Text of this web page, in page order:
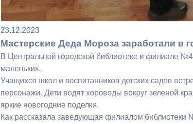
23.12.2023
Мастерские Деда Мороза заработали в
В Центральной городской библиотеке и филиале
маленьких.
Учащихся школ и воспитанников детских садов
персонажи. Дети водят хороводы вокруг зеленой
яркие новогодние поделки.
Как рассказала заведующая филиалом библиотеки